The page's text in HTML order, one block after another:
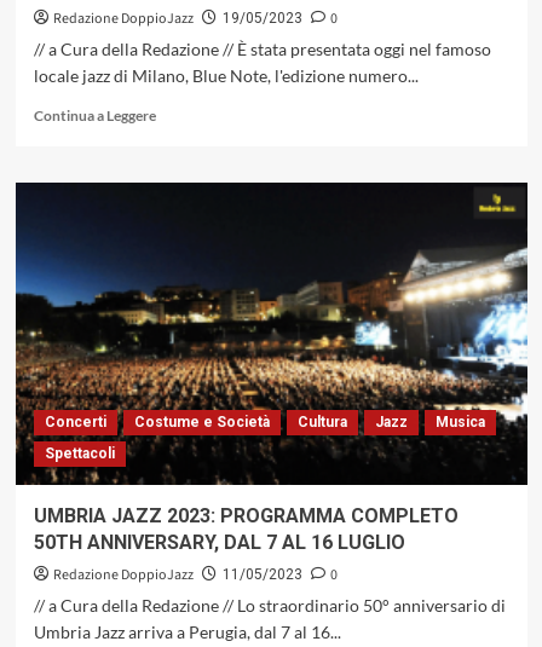
Redazione DoppioJazz 19/05/2023
0
// a Cura della Redazione // È stata presentata oggi nel famoso
locale jazz di Milano, Blue Note, l'edizione numero...
Continua a LeggereLeggi
su
MILANO
IL
FESTIVAL
DEL
50°
ANNIVERSARIO
Concerti Costume e Società Cultura Jazz
Musica
Spettacoli
UMBRIA JAZZ 2023: PROGRAMMA COMPLETO
50TH ANNIVERSARY, DAL 7 AL 16 LUGLIO
Redazione DoppioJazz 11/05/2023
0
// a Cura della Redazione // Lo straordinario 50° anniversario di
Umbria Jazz arriva a Perugia, dal 7 al 16...